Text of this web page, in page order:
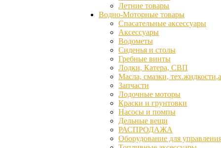
Летние товары
Водно-Моторные товары
Спасательные аксессуары
Аксессуары
Водометы
Сиденья и столы
Гребные винты
Лодки, Катера, СВП
Масла, смазки,
Запчасти
Лодочные моторы
Краски и грунтовки
Насосы и помпы
Дельные вещи
РАСПРОДАЖА
Оборудование для